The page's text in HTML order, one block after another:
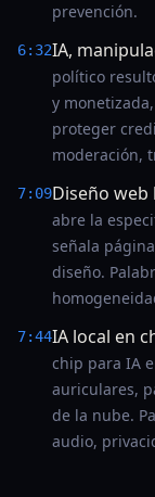
prevención.
6:32IA,
político
y
proteger
moderación,
7:09Diseño
abre la
señala
diseño.
7:44IA local en
chip para IA
auriculares,
de la nube.
audio,